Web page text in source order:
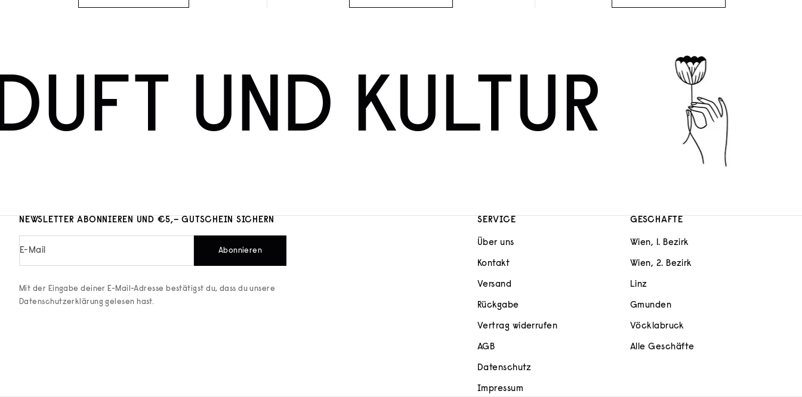
UND KULTUR
NEWSLETTER ABONNIEREN UND €5,– GUTSCHEIN SICHERN
E-Mail Abonnieren
Mit der Eingabe deiner E-Mail-Adresse bestätigst du, dass du unsere
Datenschutzerklärung gelesen hast.
SERVICE
Über uns
Kontakt
Versand
Rückgabe
Vertrag widerrufen
AGB
Datenschutz
Impressum
GESCHÄFTE
Wien, 1. Bezirk
Wien, 2. Bezirk
Linz
Gmunden
Vöcklabruck
Alle Geschäfte